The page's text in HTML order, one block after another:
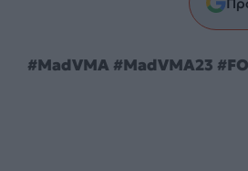
#MadVMA #MadVMA23